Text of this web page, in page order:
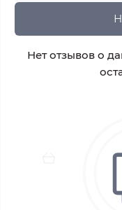
Нет отзывов о